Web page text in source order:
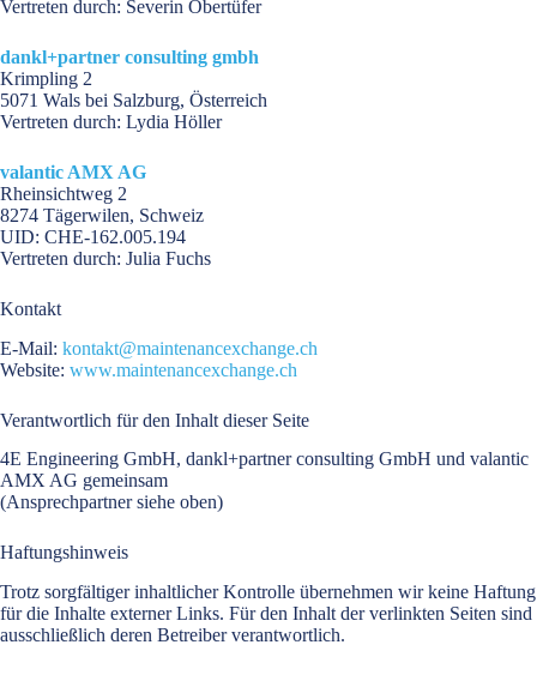
Vertreten durch: Severin Obertüfer
dankl+partner consulting gmbh
Krimpling 2
5071 Wals bei Salzburg, Österreich
Vertreten durch: Lydia Höller
valantic AMX AG
Rheinsichtweg 2
8274 Tägerwilen, Schweiz
UID: CHE-162.005.194
Vertreten durch: Julia Fuchs
Kontakt
E-Mail: kontakt@maintenancexchange.ch
Website: www.maintenancexchange.ch
Verantwortlich für den Inhalt dieser Seite
4E Engineering GmbH, dankl+partner consulting GmbH und valantic
AMX AG gemeinsam
(Ansprechpartner siehe oben)
Haftungshinweis
Trotz sorgfältiger inhaltlicher Kontrolle übernehmen wir keine Haftung
für die Inhalte externer Links. Für den Inhalt der verlinkten Seiten sind
ausschließlich deren Betreiber verantwortlich.